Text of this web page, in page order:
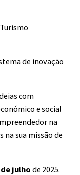
de inovação
com
e social
na
na sua missão de
julhode 2025.